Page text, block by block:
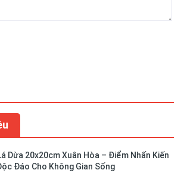
Dừa 20x20cm Xuân Hòa – Điểm Nhấn Kiến
Đáo Cho Không Gian Sống